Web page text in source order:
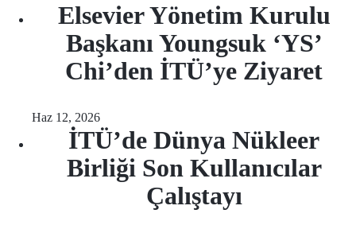
Elsevier Yönetim Kurulu
Başkanı Youngsuk ‘YS’
Chi’den İTÜ’ye Ziyaret
Haz 12, 2026
İTÜ’de Dünya Nükleer
Birliği Son Kullanıcılar
Çalıştayı